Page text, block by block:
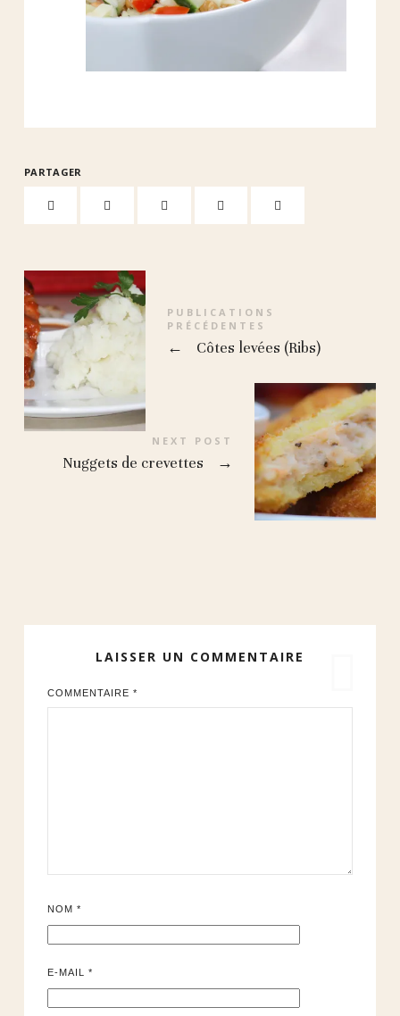
PARTAGER
PUBLICATIONS
PRÉCÉDENTES
← Côtes levées (Ribs)
NEXT POST
Nuggets de crevettes →
LAISSER UN COMMENTAIRE
COMMENTAIRE *
NOM *
E-MAIL *